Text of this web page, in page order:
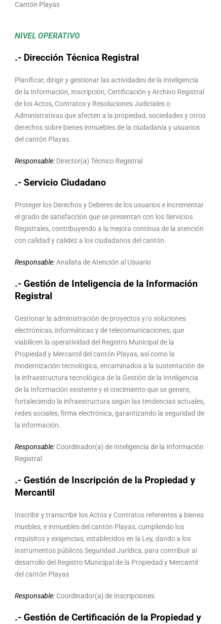
Cantón Playas
NIVEL OPERATIVO
.- Dirección Técnica Registral
Planificar, dirigir y gestionar las actividades de la Inteligencia
de la Información, Inscripción, Certificación y Archivo Registral
de los Actos, Contratos y Resoluciones Judiciales o
Administrativas que afecten a la propiedad, sociedades y otros
derechos sobre bienes inmuebles de la ciudadanía y usuarios
del cantón Playas.
Responsable: Director(a) Técnico Registral
.- Servicio Ciudadano
Proteger los Derechos y Deberes de los usuarios e incrementar
el grado de satisfacción que se presentan con los Servicios
Registrales, contribuyendo a la mejora continua de la atención
con calidad y calidez a los ciudadanos del cantón.
Responsable:Analista de Atención al Usuario
.- Gestión de Inteligencia de la Información
Registral
Gestionar la administración de proyectos y/o soluciones
electrónicas, informáticas y de telecomunicaciones, que
viabilicen la operatividad del Registro Municipal de la
Propiedad y Mercantil del cantón Playas, así como la
modernización tecnológica, encaminados a la sustentación de
la infraestructura tecnológica de la Gestión de la Inteligencia
de la Información existente y el crecimiento que se genere,
fortaleciendo la infraestructura según las tendencias actuales,
redes sociales, firma electrónica, garantizando la seguridad de
la información.
Responsable: Coordinador(a) de Inteligencia de la Información
Registral
.- Gestión de Inscripción de la Propiedad y
Mercantil
Inscribir y transcribir los Actos y Contratos referentes a bienes
muebles, e inmuebles del cantón Playas, cumpliendo los
requisitos y exigencias, establecidos en la Ley, dando a los
instrumentos públicos Seguridad Jurídica, para contribuir al
desarrollo del Registro Municipal de la Propiedad y Mercantil
del cantón Playas
Responsable: Coordinador(a) de Inscripciones
.- Gestión de Certificación de la Propiedad y